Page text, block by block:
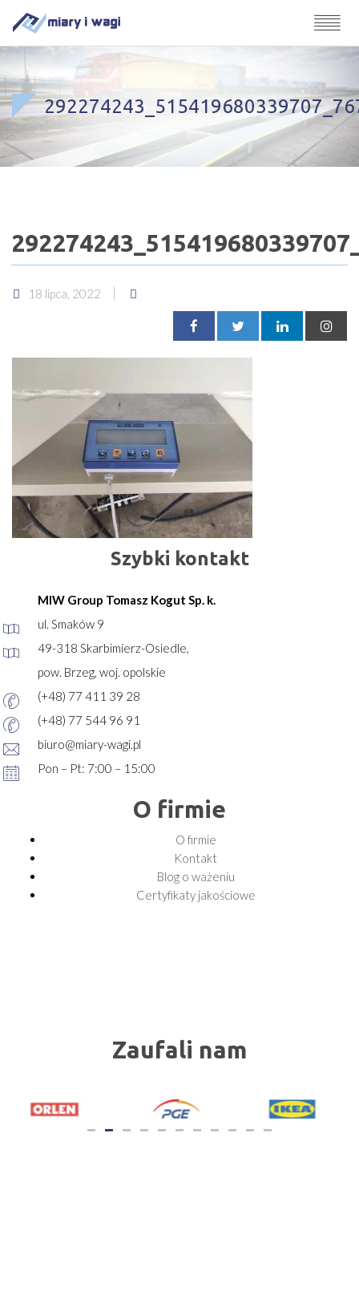
18 lipca, 2022
Szybki kontakt
MIW Group Tomasz Kogut Sp. k.
ul. Smaków 9
49-318 Skarbimierz-Osiedle,
pow. Brzeg, woj. opolskie
(+48) 77 411 39 28
(+48) 77 544 96 91
biuro@miary-wagi.pl
Pon – Pt: 7:00 – 15:00
O firmie
O firmie
Kontakt
Blog o ważeniu
Certyfikaty jakościowe
Zaufali nam